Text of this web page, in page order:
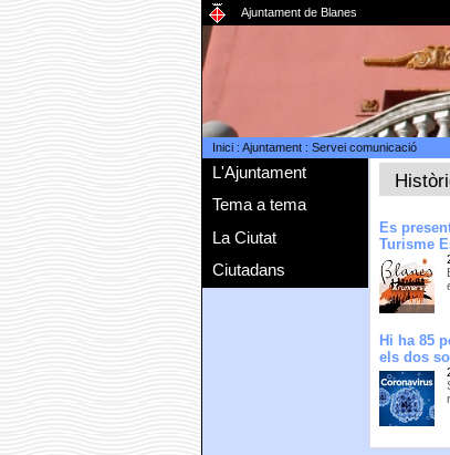
Ajuntament de Blanes
Inici: Ajuntament: Servei comunicació
L'Ajuntament
Tema a tema
La Ciutat
Ciutadans
Es
Turisme
Hi ha 85
els dos